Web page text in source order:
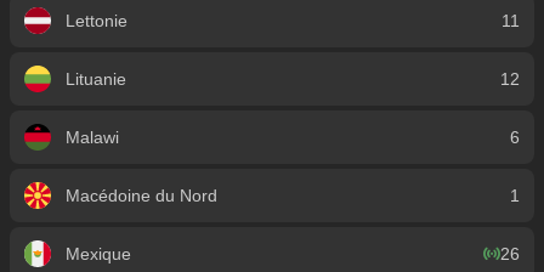
Lettonie 11
Lituanie 12
Malawi 6
Macédoine du Nord 1
Mexique 26